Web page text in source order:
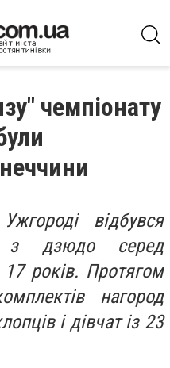
чемпіонату
відбувся
з дзюдо серед
років. Протягом
нагород
і дівчат із 23